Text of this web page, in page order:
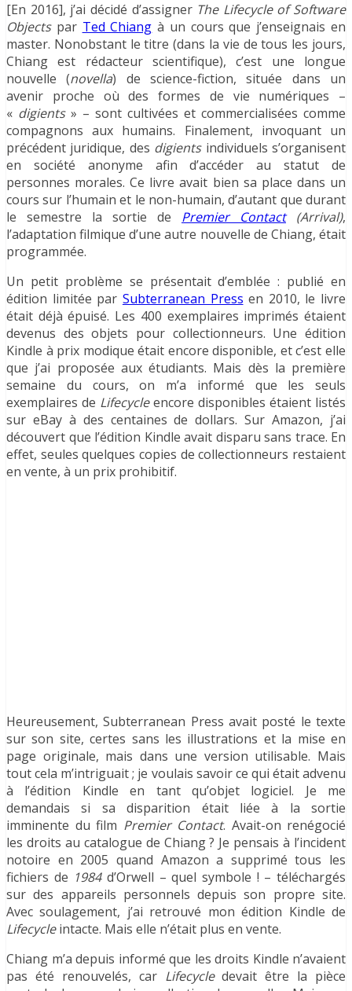
[En 2016], j’ai décidé d’assigner The Lifecycle of Software
Objectspar Ted Chiang à un cours que j’enseignais en
master. Nonobstant le titre (dans la vie de tous les jours,
Chiang est rédacteur scientifique), c’est une longue
nouvelle (novella) de science-fiction, située dans un
avenir proche où des formes de vie numériques –
« digients» – sont cultivées et commercialisées comme
compagnons aux humains. Finalement, invoquant un
précédent juridique, des digientsindividuels s’organisent
en société anonyme afin d’accéder au statut de
personnes morales. Ce livre avait bien sa place dans un
cours sur l’humain et le non-humain, d’autant que durant
le semestre la sortie de Premier Contact(Arrival),
l’adaptation filmique d’une autre nouvelle de Chiang, était
programmée.
Un petit problème se présentait d’emblée : publié en
édition limitée par Subterranean Press en 2010, le livre
était déjà épuisé. Les 400 exemplaires imprimés étaient
devenus des objets pour collectionneurs. Une édition
Kindle à prix modique était encore disponible, et c’est elle
que j’ai proposée aux étudiants. Mais dès la première
semaine du cours, on m’a informé que les seuls
exemplaires de Lifecycleencore disponibles étaient listés
sur eBay à des centaines de dollars. Sur Amazon, j’ai
découvert que l’édition Kindle avait disparu sans trace. En
effet, seules quelques copies de collectionneurs restaient
en vente, à un prix prohibitif.
Heureusement, Subterranean Press avait posté le texte
sur son site, certes sans les illustrations et la mise en
page originale, mais dans une version utilisable. Mais
tout cela m’intriguait ; je voulais savoir ce qui était advenu
à l’édition Kindle en tant qu’objet logiciel. Je me
demandais si sa disparition était liée à la sortie
imminente du film Premier Contact. Avait-on renégocié
les droits au catalogue de Chiang ? Je pensais à l’incident
notoire en 2005 quand Amazon a supprimé tous les
fichiers de 1984d’Orwell – quel symbole ! – téléchargés
sur des appareils personnels depuis son propre site.
Avec soulagement, j’ai retrouvé mon édition Kindle de
Lifecycleintacte. Mais elle n’était plus en vente.
Chiang m’a depuis informé que les droits Kindle n’avaient
pas été renouvelés, car Lifecycledevait être la pièce